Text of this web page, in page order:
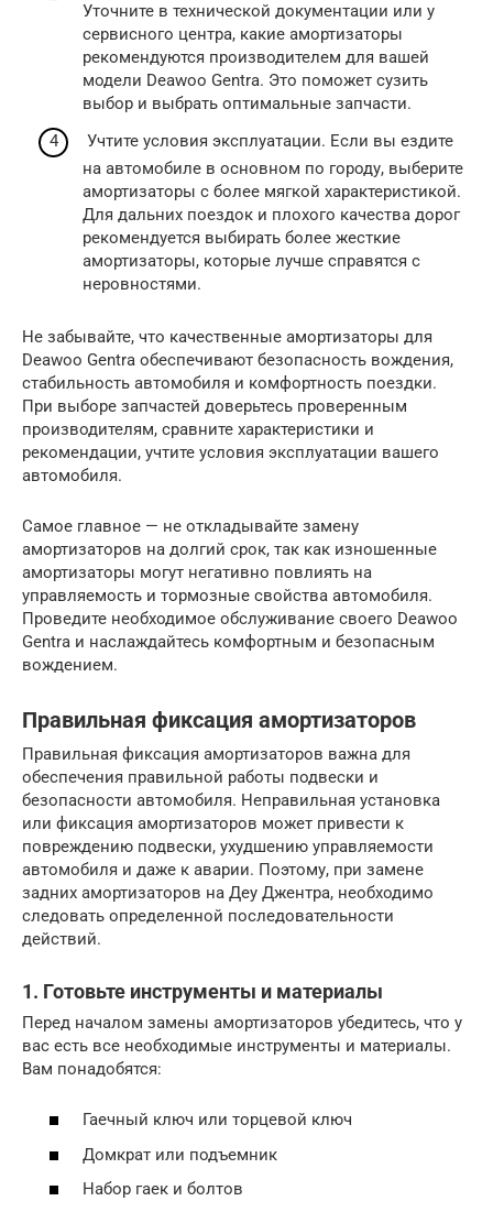
Уточните в технической документации или у
сервисного центра, какие амортизаторы
рекомендуются производителем для вашей
модели Deawoo Gentra. Это поможет сузить
выбор и выбрать оптимальные запчасти.
Учтите условия эксплуатации. Если вы ездите
на автомобиле в основном по городу, выберите
амортизаторы с более мягкой характеристикой.
Для дальних поездок и плохого качества дорог
рекомендуется выбирать более жесткие
амортизаторы, которые лучше справятся с
неровностями.
Не забывайте, что качественные амортизаторы для
Deawoo Gentra обеспечивают безопасность вождения,
стабильность автомобиля и комфортность поездки.
При выборе запчастей доверьтесь проверенным
производителям, сравните характеристики и
рекомендации, учтите условия эксплуатации вашего
автомобиля.
Самое главное — не откладывайте замену
амортизаторов на долгий срок, так как изношенные
амортизаторы могут негативно повлиять на
управляемость и тормозные свойства автомобиля.
Проведите необходимое обслуживание своего Deawoo
Gentra и наслаждайтесь комфортным и безопасным
вождением.
Правильная фиксация амортизаторов
Правильная фиксация амортизаторов важна для
обеспечения правильной работы подвески и
безопасности автомобиля. Неправильная установка
или фиксация амортизаторов может привести к
повреждению подвески, ухудшению управляемости
автомобиля и даже к аварии. Поэтому, при замене
задних амортизаторов на Деу Джентра, необходимо
следовать определенной последовательности
действий.
1. Готовьте инструменты и материалы
Перед началом замены амортизаторов убедитесь, что у
вас есть все необходимые инструменты и материалы.
Вам понадобятся:
Гаечный ключ или торцевой ключ
Домкрат или подъемник
Набор гаек и болтов